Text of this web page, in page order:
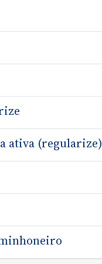
ativa (regularize)